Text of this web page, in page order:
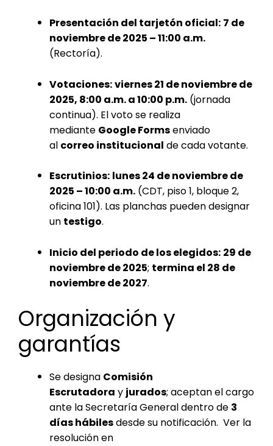
Presentación del tarjetón oficial: 7 de
noviembre de 2025 – 11:00 a.m.
(Rectoría).
Votaciones:viernes 21 de noviembre de
2025, 8:00 a.m. a 10:00 p.m. (jornada
continua). El voto se realiza
mediante Google Formsenviado
al correo institucional de cada votante.
Escrutinios: lunes 24 de noviembre de
2025 – 10:00 a.m. (CDT, piso 1, bloque 2,
oficina 101). Las planchas pueden designar
un testigo.
Inicio del periodo de los elegidos: 29 de
noviembre de 2025; termina el 28 de
noviembre de 2027.
Organización y
garantías
Se designa Comisión
Escrutadora y jurados; aceptan el cargo
ante la Secretaría General dentro de 3
días hábilesdesde su notificación. Ver la
resolución en